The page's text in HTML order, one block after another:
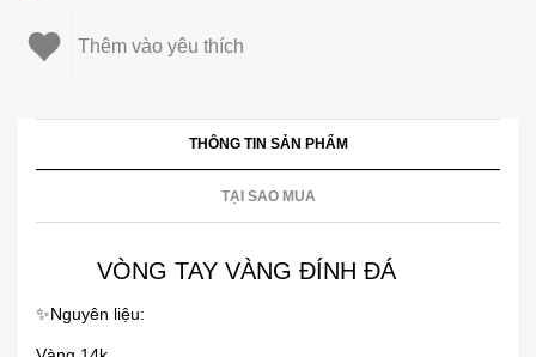
Thêm vào yêu thích
THÔNG TIN SẢN PHẨM
TẠI SAO MUA
VÒNG TAY VÀNG ĐÍNH ĐÁ
✨️Nguyên liệu: